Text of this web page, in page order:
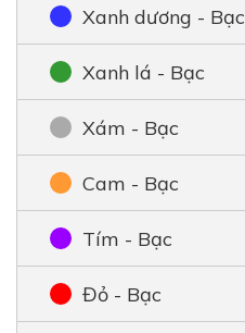
Xanh dương - Bạc
Xanh lá - Bạc
Xám - Bạc
Cam - Bạc
Tím - Bạc
Đỏ - Bạc